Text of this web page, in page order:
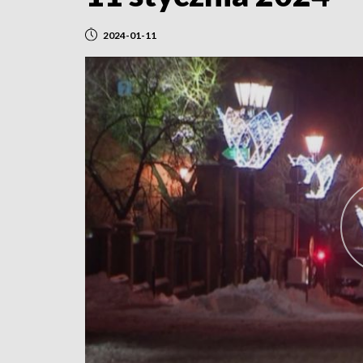
2024-01-11